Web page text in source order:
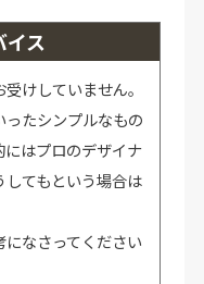
イス
けしていません。
たシンプルなもの
はプロのデザイナ
てもという場合は
になさってください